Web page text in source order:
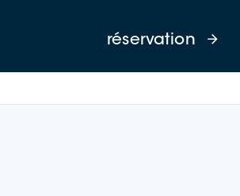
(23.10.26 – 25.10.26)
réservationà